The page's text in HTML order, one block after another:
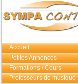
Accueil
Petites Annonces
Formations / Cours
Professeurs de musique